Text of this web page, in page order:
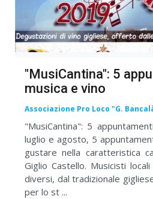
"MusiCantina": 5
musica e vino
Associazione Pro Loco "G.
"MusiCantina": 5
luglio e agosto, 5
gustare nella caratteristica
Giglio Castello. Musicisti
diversi, dal tradizionale
per lo st ...